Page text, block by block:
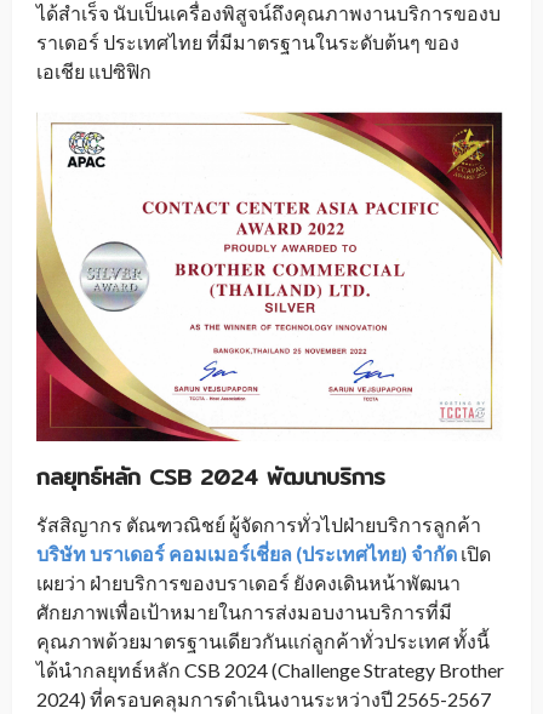
ได้สำเร็จ นับเป็นเครื่องพิสูจน์ถึงคุณภาพงานบริการของบ
ราเดอร์ ประเทศไทย ที่มีมาตรฐานในระดับต้นๆ ของ
เอเชีย แปซิฟิก
กลยุทธ์หลัก CSB 2024 พัฒนาบริการ
รัสสิญากร ตัณฑวณิชย์ ผู้จัดการทั่วไปฝ่ายบริการลูกค้า
บริษัท บราเดอร์ คอมเมอร์เชี่ยล (ประเทศไทย) จำกัด เปิด
เผยว่า ฝ่ายบริการของบราเดอร์ ยังคงเดินหน้าพัฒนา
ศักยภาพเพื่อเป้าหมายในการส่งมอบงานบริการที่มี
คุณภาพด้วยมาตรฐานเดียวกันแก่ลูกค้าทั่วประเทศ ทั้งนี้
ได้นำกลยุทธ์หลัก CSB 2024 (Challenge Strategy Brother
2024) ที่ครอบคลุมการดำเนินงานระหว่างปี 2565-2567